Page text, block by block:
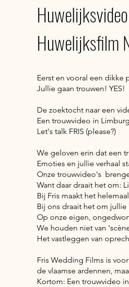
Huwelijksfilm
Eerst en vooral een
Jullie gaan trouwen! YES!
De zoektocht naar een
Een trouwvideo in
Let's talk FRIS (please?)
We geloven erin dat een
Emoties en jullie verhaal
Onze trouwvideo's
Want daar draait het om:
Bij Fris maakt het
Bij ons draait het om
Op onze eigen,
We houden niet van
Het vastleggen van
Fris Wedding Films is
de vlaamse ardennen,
Kortom: Een trouwvideo